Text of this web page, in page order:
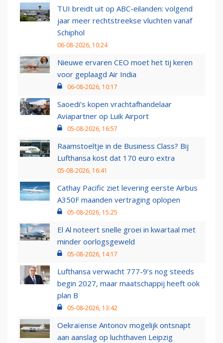
TUI breidt uit op ABC-eilanden: volgend
jaar meer rechtstreekse vluchten vanaf
Schiphol
06-08-2026, 10:24
Nieuwe ervaren CEO moet het tij keren
voor geplaagd Air India
06-08-2026, 10:17
Saoedi’s kopen vrachtafhandelaar
Aviapartner op Luik Airport
05-08-2026, 16:57
Raamstoeltje in de Business Class? Bij
Lufthansa kost dat 170 euro extra
05-08-2026, 16:41
Cathay Pacific ziet levering eerste Airbus
A350F maanden vertraging oplopen
05-08-2026, 15:25
El Al noteert snelle groei in kwartaal met
minder oorlogsgeweld
05-08-2026, 14:17
Lufthansa verwacht 777-9’s nog steeds
begin 2027, maar maatschappij heeft ook
plan B
05-08-2026, 13:42
Oekraïense Antonov mogelijk ontsnapt
aan aanslag op luchthaven Leipzig